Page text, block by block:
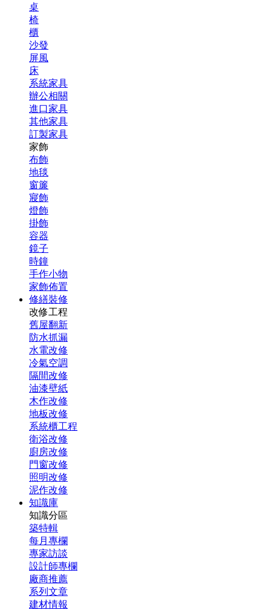
桌
椅
櫃
沙發
屏風
床
系統家具
辦公相關
進口家具
其他家具
訂製家具
家飾
布飾
地毯
窗簾
寢飾
燈飾
掛飾
容器
鏡子
時鐘
手作小物
家飾佈置
修繕裝修
改修工程
舊屋翻新
防水抓漏
水電改修
冷氣空調
隔間改修
油漆壁紙
木作改修
地板改修
系統櫃工程
衛浴改修
廚房改修
門窗改修
照明改修
泥作改修
知識庫
知識分區
築特輯
每月專欄
專家訪談
設計師專欄
廠商推薦
系列文章
建材情報